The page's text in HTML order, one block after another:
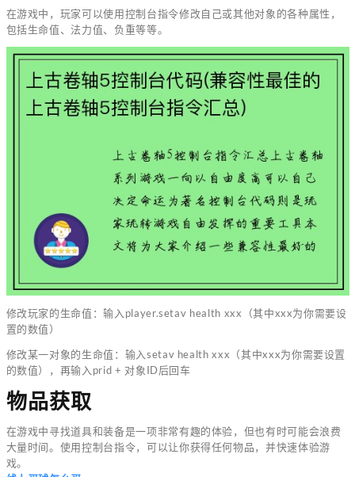
在游戏中，玩家可以使用控制台指令修改自己或其他对象的各种属性，
包括生命值、法力值、负重等等。
修改玩家的生命值：输入player.setav health xxx（其中xxx为你需要设
置的数值）
修改某一对象的生命值：输入setav health xxx（其中xxx为你需要设置
的数值），再输入prid + 对象ID后回车
物品获取
在游戏中寻找道具和装备是一项非常有趣的体验，但也有时可能会浪费
大量时间。使用控制台指令，可以让你获得任何物品，并快速体验游
戏。